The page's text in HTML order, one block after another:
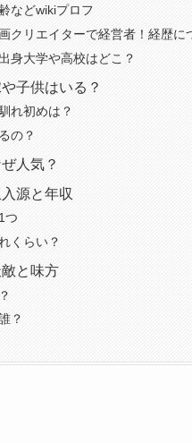
などwikiプロフ
クリエイターで経営者！経歴に
身大学や高校はどこ？
子供はいる？
れ初めは？
の？
人気？
源と年収
つ
くらい？
と味方
？